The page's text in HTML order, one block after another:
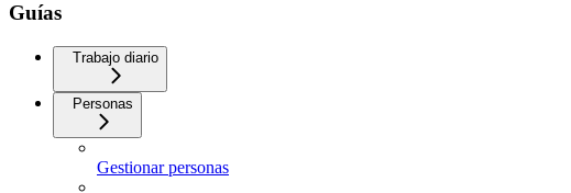
Guías
Trabajo diario
Personas
Gestionar personas